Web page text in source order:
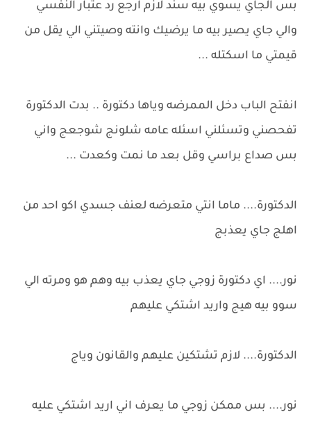
بس الجاي يسوي بيه سند لازم ارجع رد عتبار النفسي
والي جاي يصير بيه ما يرضيك وانته وصيتني الي يقل من
قيمتي ما اسكتله ...
انفتح الباب دخل الممرضه وياها دكتورة .. بدت الدكتورة
تفحصني وتسئلني اسئله عامه شلونج شوجعج واني
بس صداع براسي وقل بعد ما نمت وكعدت ...
الدكتورة.... ماما انتي متعرضه لعنف جسدي اكو احد من
اهلج جاي يعذبج
نور.... اي دكتورة زوجي جاي يعذب بيه وهم هو ومرته الي
سوو بيه هيج واريد اشتكي عليهم
الدكتورة.... لازم تشتكين عليهم والقانون وياج
نور.... بس ممكن زوجي ما يعرف اني اريد اشتكي عليه